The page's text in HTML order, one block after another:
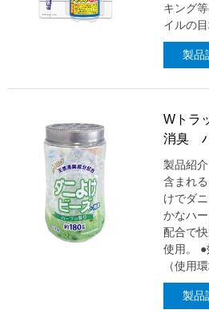
キング
イルの
製品
Wトラ
消臭
製品紹
含まれ
けでダ
かなハ
配合で
使用。
（使用
製品